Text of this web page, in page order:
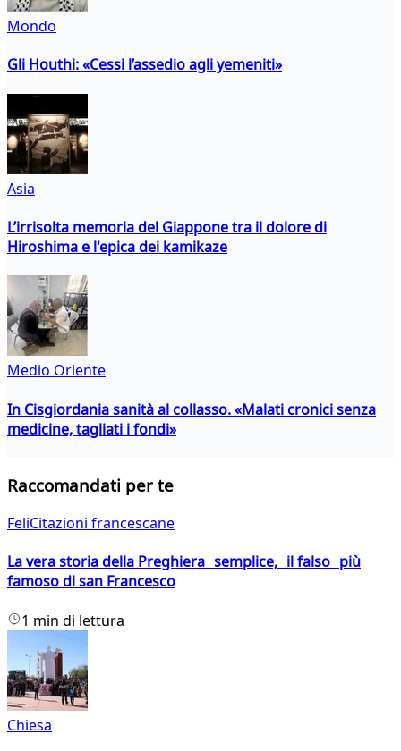
Mondo
Gli Houthi: «Cessi l’assedio agli yemeniti»
Asia
L’irrisolta memoria del Giappone tra il dolore di
Hiroshima e l'epica dei kamikaze
Medio Oriente
In Cisgiordania sanità al collasso. «Malati cronici senza
medicine, tagliati i fondi»
Raccomandati per te
FeliCitazioni francescane
La vera storia della Preghiera semplice, il falso più
famoso di san Francesco
1 min di lettura
Chiesa